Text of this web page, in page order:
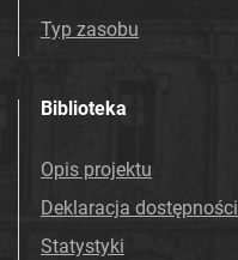
Typ zasobu
Biblioteka
Opis projektu
Deklaracja dostępności
Statystyki